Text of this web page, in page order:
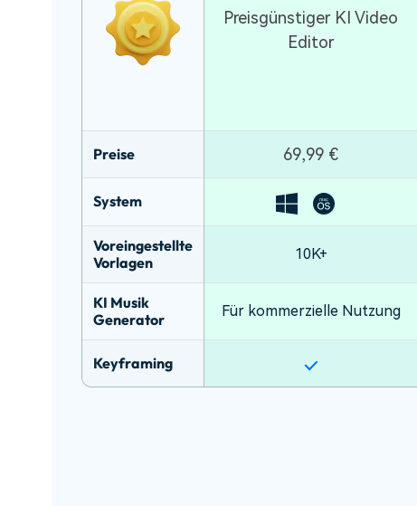
Preisgünstiger KI Video
Editor
Preise 69,99 €
System
Voreingestellte
Vorlagen
10K+
KI Musik
Generator
Für kommerzielle Nutzung
Keyframing